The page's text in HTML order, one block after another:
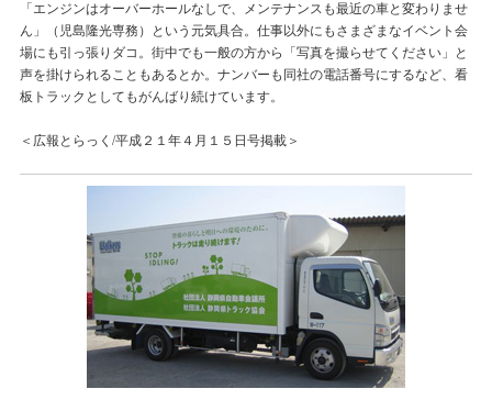
「エンジンはオーバーホールなしで、メンテナンスも最近の車と変わりませ
ん」（児島隆光専務）という元気具合。仕事以外にもさまざまなイベント会
場にも引っ張りダコ。街中でも一般の方から「写真を撮らせてください」と
声を掛けられることもあるとか。ナンバーも同社の電話番号にするなど、看
板トラックとしてもがんばり続けています。
＜広報とらっく/平成２１年４月１５日号掲載＞